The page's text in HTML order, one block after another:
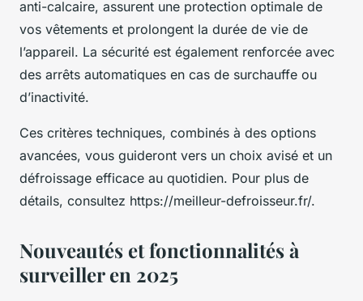
anti-calcaire, assurent une protection optimale de
vos vêtements et prolongent la durée de vie de
l’appareil. La sécurité est également renforcée avec
des arrêts automatiques en cas de surchauffe ou
d’inactivité.
Ces critères techniques, combinés à des options
avancées, vous guideront vers un choix avisé et un
défroissage efficace au quotidien. Pour plus de
détails, consultez https://meilleur-defroisseur.fr/.
Nouveautés et fonctionnalités à
surveiller en 2025